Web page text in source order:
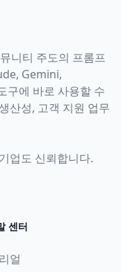
니티 주도의 프롬프
Gemini,
구에 바로 사용할 수
산성, 고객 지원 업무
업도 신뢰합니다.
센터
얼